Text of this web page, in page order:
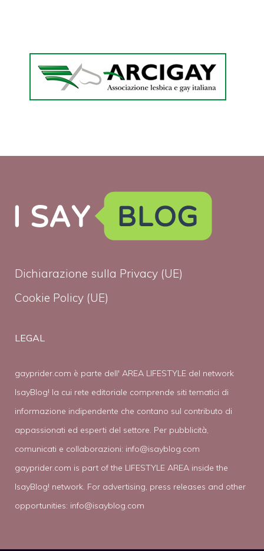
Dichiarazione sulla Privacy (UE)
Cookie Policy (UE)
LEGAL
gayprider.com è parte dell' AREA LIFESTYLE del network
IsayBlog! la cui rete editoriale comprende siti tematici di
informazione indipendente che contano sul contributo di
appassionati ed esperti del settore. Per pubblicità,
comunicati e collaborazioni: info@isayblog.com
gayprider.com is part of the LIFESTYLE AREA inside the
IsayBlog! network. For advertising, press releases and other
opportunities: info@isayblog.com